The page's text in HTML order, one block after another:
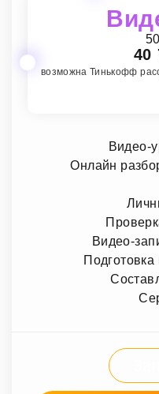
40
возможна Тинькофф
Видео-
Онлайн
Видео-
Подготовка